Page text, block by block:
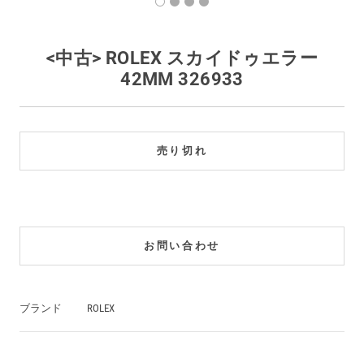
<中古> ROLEX スカイドゥエラー
42MM 326933
売り切れ
お問い合わせ
ブランド ROLEX